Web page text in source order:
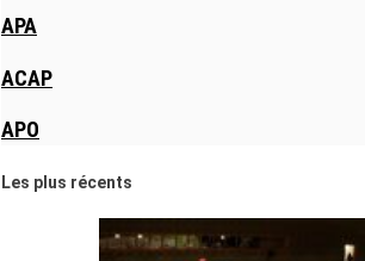
APA
ACAP
APO
Les plus récents